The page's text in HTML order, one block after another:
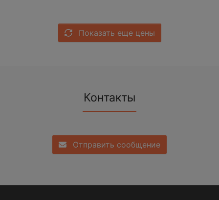
Показать еще цены
Контакты
Отправить сообщение